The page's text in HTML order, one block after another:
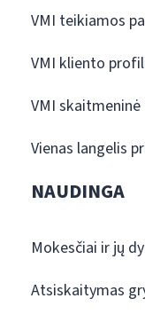
VMI teikiamos
VMI kliento
VMI
Vienas langelis
NAUDINGA
Mokesčiai ir jų
Atsiskaitymas